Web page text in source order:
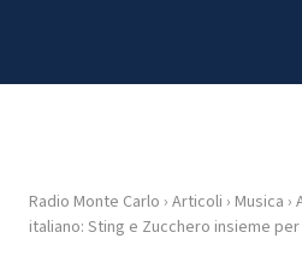
HOME
Radio Monte Carlo › Articoli › Musica ›
italiano: Sting e Zucchero insieme